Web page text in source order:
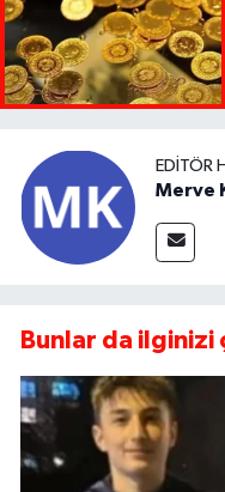
EDITÖR
Merve
Bunlar da ilginizi